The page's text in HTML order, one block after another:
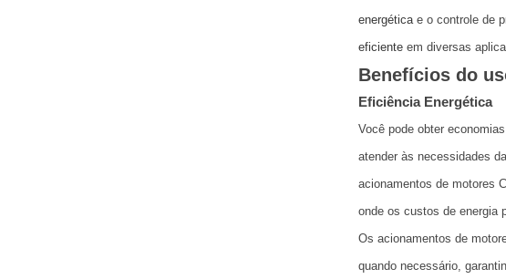
energética e o controle de
eficiente em diversas
Benefícios do
Eficiência Energética
Você pode obter
atender às necessidades
acionamentos de motores
onde os custos de energia
Os acionamentos de
quando necessário,